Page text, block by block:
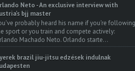
Neto - An exclusive interview with
bjj master
probably heard his name if you're following
sport or you train and compete actively:
Machado Neto. Orlando starte...
brazil jiu-jitsu edzések indulnak